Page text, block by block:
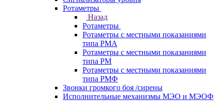
Ротаметры
Назад
Ротаметры
Ротаметры с местными показаниями
типа РМА
Ротаметры с местными показаниями
типа РМ
Ротаметры с местными показаниями
типа РМФ
Звонки громкого боя /сирены
Исполнительные механизмы МЭО и МЭОФ